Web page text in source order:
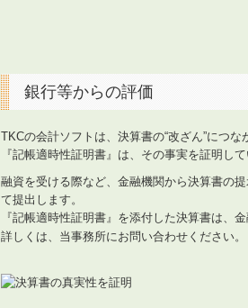
銀行等からの評価
TKCの会計ソフトは、決算書の“改ざん”につ
『記帳適時性証明書』は、その事実を証明して
融資を受ける際など、金融機関から決算書の
て提出します。
『記帳適時性証明書』を添付した決算書は、
詳しくは、当事務所にお問い合わせください。